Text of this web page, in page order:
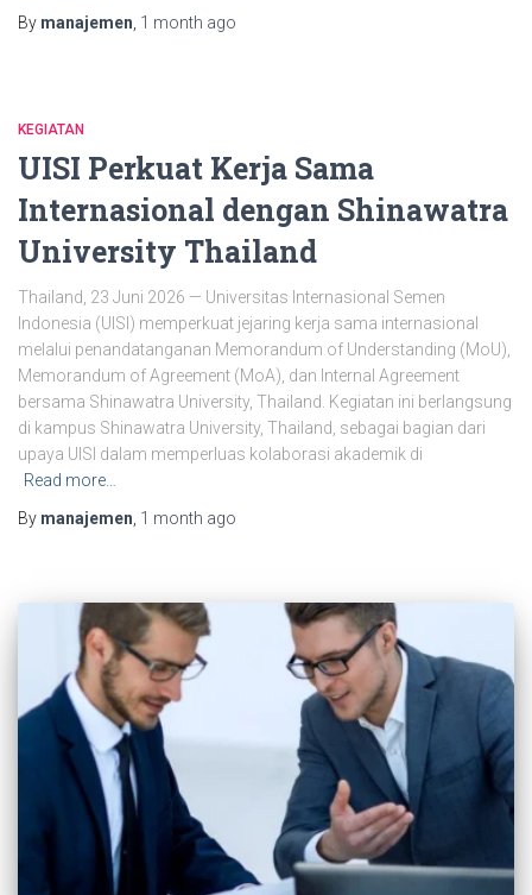
By manajemen 1 month ago
KEGIATAN
UISI Perkuat Kerja Sama
Internasional dengan Shinawatra
University Thailand
Thailand, 23 Juni 2026 — Universitas Internasional Semen
Indonesia (UISI) memperkuat jejaring kerja sama internasional
melalui penandatanganan Memorandum of Understanding (MoU),
Memorandum of Agreement (MoA), dan Internal Agreement
bersama Shinawatra University, Thailand. Kegiatan ini berlangsung
di kampus Shinawatra University, Thailand, sebagai bagian dari
upaya UISI dalam memperluas kolaborasi akademik di
Read more…
By manajemen 1 month ago